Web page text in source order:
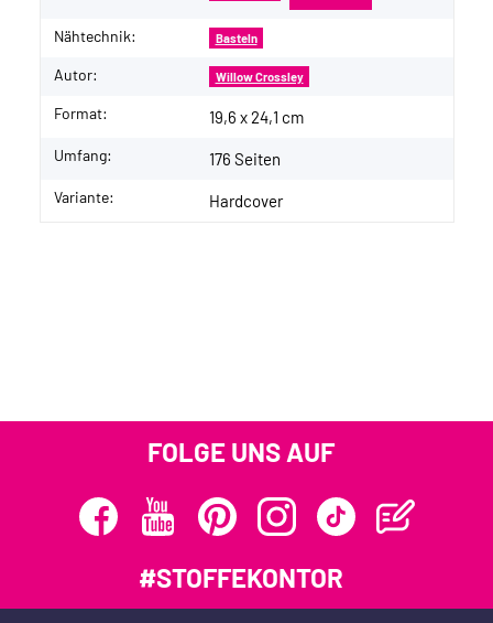
Nähtechnik: Basteln
Autor: Willow Crossley
Format: 19,6 x 24,1 cm
Umfang: 176 Seiten
Variante: Hardcover
FOLGE UNS AUF
#STOFFEKONTOR